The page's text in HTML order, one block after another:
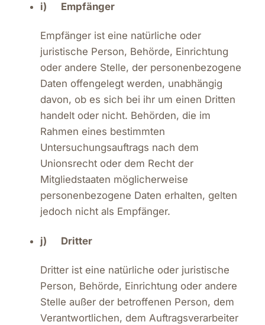
i) Empfänger
Empfänger ist eine natürliche oder
juristische Person, Behörde, Einrichtung
oder andere Stelle, der personenbezogene
Daten offengelegt werden, unabhängig
davon, ob es sich bei ihr um einen Dritten
handelt oder nicht. Behörden, die im
Rahmen eines bestimmten
Untersuchungsauftrags nach dem
Unionsrecht oder dem Recht der
Mitgliedstaaten möglicherweise
personenbezogene Daten erhalten, gelten
jedoch nicht als Empfänger.
j) Dritter
Dritter ist eine natürliche oder juristische
Person, Behörde, Einrichtung oder andere
Stelle außer der betroffenen Person, dem
Verantwortlichen, dem Auftragsverarbeiter